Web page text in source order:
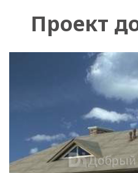
Проект